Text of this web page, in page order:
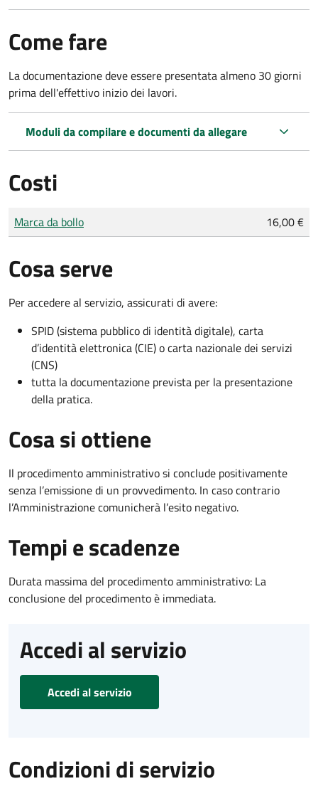
Come fare
La documentazione deve essere presentataalmeno 30 giorni
prima dell'effettivo inizio dei lavori.
Moduli da compilare e documenti da allegare
Costi
Tipo di pagamento
Importo
Marca da bollo 16,00 €
Cosa serve
Per accedere al servizio, assicurati di avere:
SPID (sistema pubblico di identità digitale), carta
d’identità elettronica (CIE) o carta nazionale dei servizi
(CNS)
tutta la documentazione prevista per la presentazione
della pratica.
Cosa si ottiene
Il procedimento amministrativo si conclude positivamente
senza l’emissione di un provvedimento. In caso contrario
l’Amministrazione comunicherà l’esito negativo.
Tempi e scadenze
Durata massima del procedimento amministrativo: La
conclusione del procedimento è immediata.
Accedi al servizio
Accedi al servizio
Condizioni di servizio